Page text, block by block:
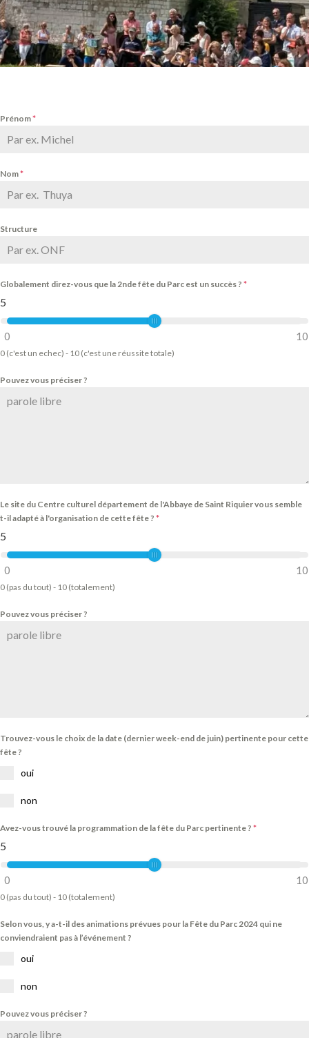
Prénom*
Nom*
Structure
Globalement direz-vous que la 2nde fête du Parc est un succès ? *
0 10
5
0 (c'est un echec) - 10 (c'est une réussite totale)
Pouvez vous préciser ?
Le site du Centre culturel département de l'Abbaye de Saint Riquier vous semble
t-il adapté à l'organisation de cette fête ? *
0 10
5
0 (pas du tout) - 10 (totalement)
Pouvez vous préciser ?
Trouvez-vous le choix de la date (dernier week-end de juin) pertinente pour cette
fête ?
oui
non
Avez-vous trouvé la programmation de la fête du Parc pertinente ? *
0 10
5
0 (pas du tout) - 10 (totalement)
Selon vous, y a-t-il des animations prévues pour la Fête du Parc 2024 qui ne
conviendraient pas à l’événement ?
oui
non
Pouvez vous préciser ?